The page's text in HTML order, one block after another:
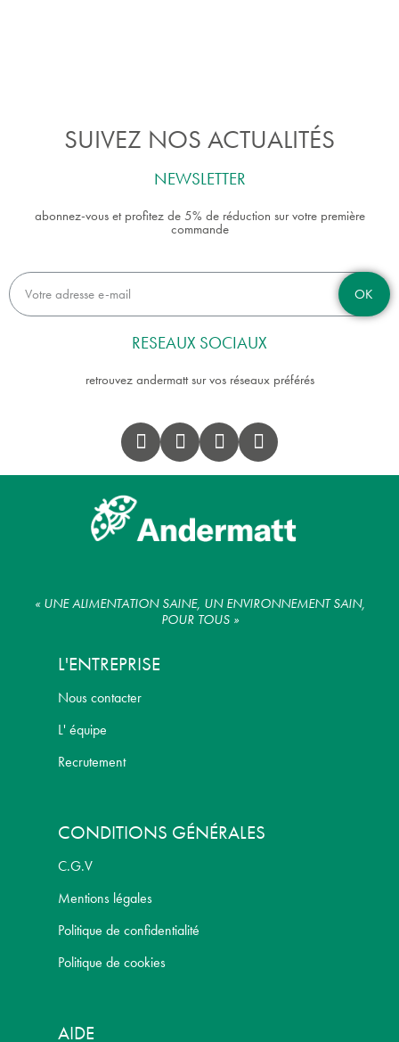
SUIVEZ NOS ACTUALITÉS
NEWSLETTER
abonnez-vous et profitez de 5% de réduction sur votre première
commande
OK
RESEAUX SOCIAUX
retrouvez andermatt sur vos réseaux préférés
« UNE ALIMENTATION SAINE, UN ENVIRONNEMENT SAIN,
POUR TOUS »
L'ENTREPRISE
Nous contacter
L' équipe
Recrutement
CONDITIONS GÉNÉRALES
C.G.V
Mentions légales
Politique de confidentialité
Politique de cookies
AIDE